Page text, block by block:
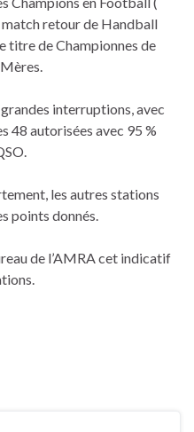
retour de Handball
titre de Championnes de
interruptions, avec
48 autorisées avec 95 %
les autres stations
points donnés.
de l’AMRA cet indicatif